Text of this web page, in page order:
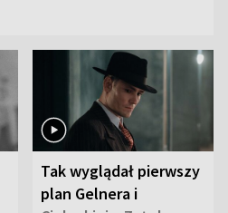
Tak wyglądał pierwszy
plan Gelnera i